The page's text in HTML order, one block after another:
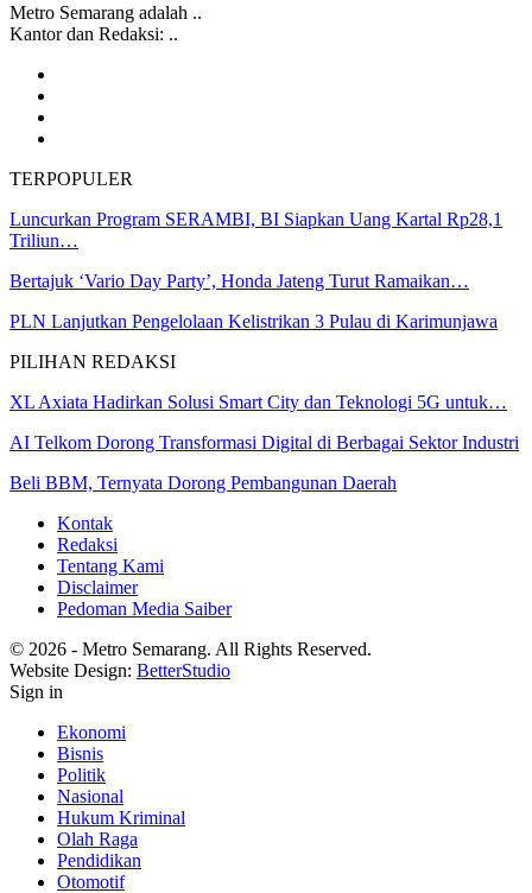
Metro Semarang adalah ..
Kantor dan Redaksi: ..
TERPOPULER
Luncurkan Program SERAMBI, BI Siapkan Uang Kartal Rp28,1
Triliun…
Bertajuk ‘Vario Day Party’, Honda Jateng Turut Ramaikan…
PLN Lanjutkan Pengelolaan Kelistrikan 3 Pulau di Karimunjawa
PILIHAN REDAKSI
XL Axiata Hadirkan Solusi Smart City dan Teknologi 5G untuk…
AI Telkom Dorong Transformasi Digital di Berbagai Sektor Industri
Beli BBM, Ternyata Dorong Pembangunan Daerah
Kontak
Redaksi
Tentang Kami
Disclaimer
Pedoman Media Saiber
© 2026 - Metro Semarang. All Rights Reserved.
Website Design: BetterStudio
Sign in
Ekonomi
Bisnis
Politik
Nasional
Hukum Kriminal
Olah Raga
Pendidikan
Otomotif